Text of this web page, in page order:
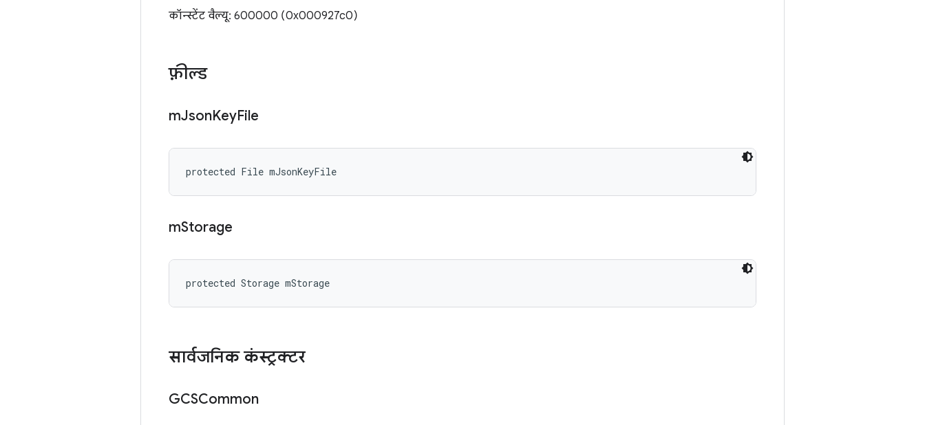
कॉन्स्टेंट वैल्यू: 600000 (0x000927c0)
फ़ील्ड
mJsonKeyFile
protected File mJsonKeyFile
mStorage
protected Storage mStorage
सार्वजनिक कंस्ट्रक्टर
GCSCommon